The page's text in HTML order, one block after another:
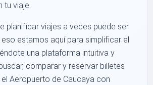
tu viaje.
planificar viajes a veces puede ser
estamos aquí para simplificar el
una plataforma intuitiva y
comparar y reservar billetes
Aeropuerto de Caucaya con